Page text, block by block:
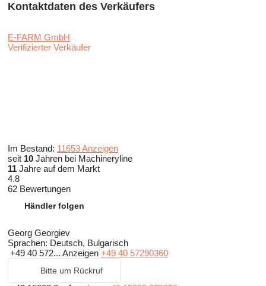
Kontaktdaten des Verkäufers
E-FARM GmbH
Verifizierter Verkäufer
Im Bestand: 11653 Anzeigen
seit 10 Jahren bei Machineryline
11 Jahre auf dem Markt
4.8
62 Bewertungen
Händler folgen
Georg Georgiev
Sprachen: Deutsch, Bulgarisch
+49 40 572... Anzeigen +49 40 57290360
Bitte um Rückruf